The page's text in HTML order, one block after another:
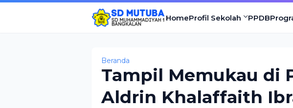
HomeProfil Sekolah PPDB
Beranda
Tampil Memukau di
Aldrin Khalaffaith